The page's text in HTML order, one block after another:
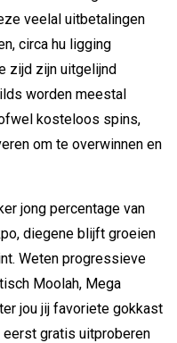
veelal uitbetalingen
circa hu ligging
zijd zijn uitgelijnd
worden meestal
kosteloos spins,
om te overwinnen en
jong percentage van
diegene blijft groeien
Weten progressieve
Moolah, Mega
jou jij favoriete gokkast
gratis uitproberen